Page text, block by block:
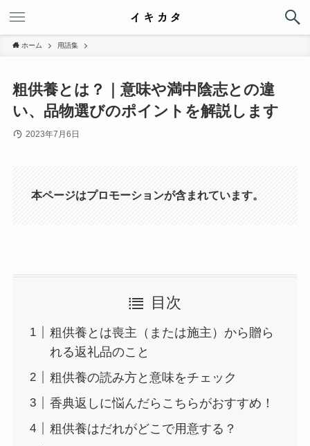
ホーム 用語集
粗供養とは？｜意味や満中陰志との違
い、品物選びのポイントを解説します
2023年7月6日
本ページはプロモーションが含まれています。
目次
粗供養とは喪主（または施主）から贈ら
れる返礼品のこと
粗供養の読み方と意味をチェック
香典返しに悩んだらこちらがおすすめ！
粗供養はだれがどこで用意する？